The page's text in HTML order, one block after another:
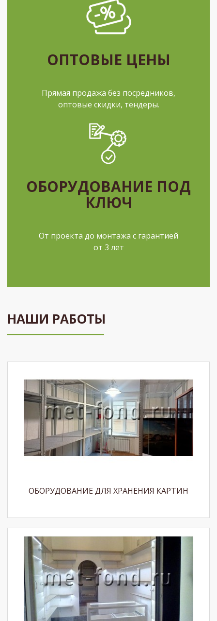
ОПТОВЫЕ ЦЕНЫ
Прямая продажа без посредников,
оптовые скидки, тендеры.
ОБОРУДОВАНИЕ ПОД
КЛЮЧ
От проекта до монтажа с гарантией
от 3 лет
НАШИ РАБОТЫ
ОБОРУДОВАНИЕ ДЛЯ ХРАНЕНИЯ КАРТИН